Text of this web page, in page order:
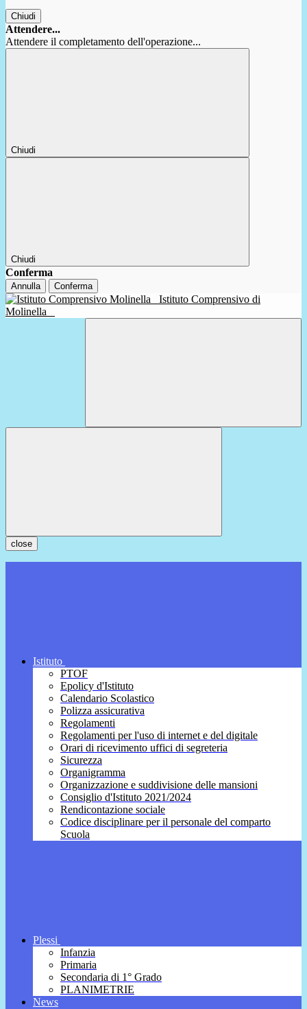
Chiudi
Attendere...
Attendere il completamento dell'operazione...
Chiudi
Chiudi
Conferma
Annulla Conferma
Istituto Comprensivo di
Molinella
close
Istituto
PTOF
Epolicy d'Istituto
Calendario Scolastico
Polizza assicurativa
Regolamenti
Regolamenti per l'uso di internet e del digitale
Orari di ricevimento uffici di segreteria
Sicurezza
Organigramma
Organizzazione e suddivisione delle mansioni
Consiglio d'Istituto 2021/2024
Rendicontazione sociale
Codice disciplinare per il personale del comparto
Scuola
Plessi
Infanzia
Primaria
Secondaria di 1° Grado
PLANIMETRIE
News